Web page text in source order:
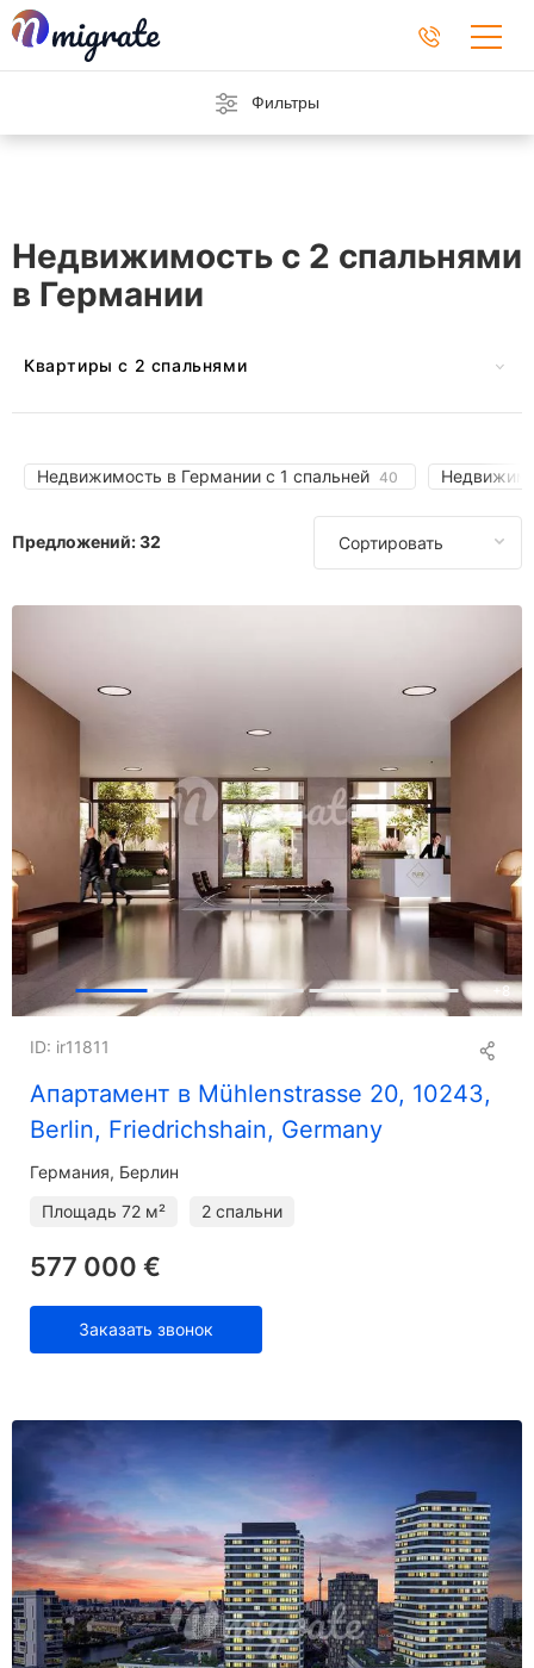
Фильтры
Недвижимость с 2 спальнями
в Германии
Квартиры с 2 спальнями
В Черногории На Кипре
В Греции
В Венгрии
В Индонезии В Израиле
В Монако
В Таиланде В Турции
В ОАЭ В Великобритании
В США
Недвижимость в Германии с 1 спальней 40
Предложений:32 Сортировать
+8
Апартамент в Mühlenstrasse 20, 10243,
Berlin, Friedrichshain, Germany
ID: ir11811
Германия, Берлин
Площадь 72 м² 2 спальни
577 000 €
Заказать звонок